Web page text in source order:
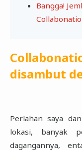
Bangga!
disambut
Perlahan saya
lokasi, banyak
‎dagangannya,